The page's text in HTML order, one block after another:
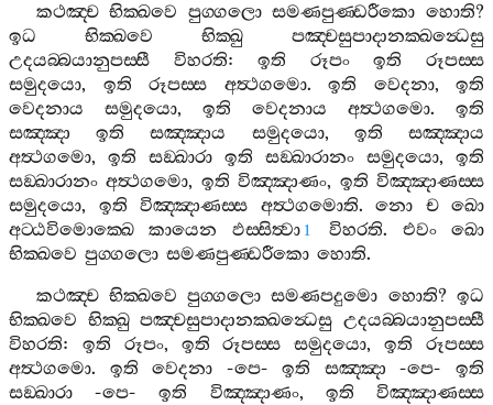
කථඤ‍්ච භික‍්ඛවෙ පුග‍්ගලො සමණපුණ‍්ඩරීකො හොති?
ඉධ
භික‍්ඛවෙ භික‍්ඛු
පඤ‍්චසුපාදානක‍්ඛන්‍ධෙසු
උදයබ‍්බයානුපස‍්සී
විහරති:ඉති රූපං ඉති
රූපස‍්ස
සමුදයො, ඉති රූපස‍්ස අත්‍ථගමො. ඉති වෙදනා, ඉති
වෙදනාය
සමුදයො, ඉති වෙදනාය අත්‍ථගමො. ඉති
සඤ‍්ඤා
ඉති සඤ‍්ඤාය සමුදයො, ඉති
සඤ‍්ඤාය
අත්‍ථගමො, ඉති සඞ‍්ඛාරා ඉති සඞ‍්ඛාරානං සමුදයො, ඉති
සඞ‍්ඛාරානං අත්‍ථගමො, ඉති විඤ‍්ඤාණං, ඉති විඤ‍්ඤාණස‍්ස
සමුදයො, ඉති විඤ‍්ඤාණස‍්ස අත්‍ථගමොති. නො ච
ඛො
අට‍්ඨවිමොක‍්ඛෙ
කායෙන ඵස‍්සිත්‍වා 1 විහරති. එවං
ඛො
භික‍්ඛවෙ පුග‍්ගලො සමණපුණ‍්ඩරීකො හොති.
කථඤ‍්ච භික‍්ඛවෙ පුග‍්ගලො සමණපදුමො හොති?ඉධ
භික‍්ඛවෙ භික‍්ඛු පඤ‍්චසුපාදානක‍්ඛන්‍ධෙසු උදයබ‍්බයානුපස‍්සී
විහරති: ඉති රූපං, ඉති රූපස‍්ස සමුදයො,ඉති
රූපස‍්ස
අත්‍ථගමො. ඉති වෙදනා -පෙ-ඉති සඤ‍්ඤා -පෙ-ඉති
සඞ‍්ඛාරා -පෙ-ඉති විඤ‍්ඤාණං, ඉති
විඤ‍්ඤාණස‍්ස